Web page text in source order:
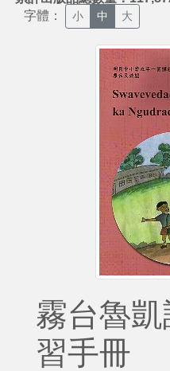
字體： 小 中 大
霧台魯
習手冊